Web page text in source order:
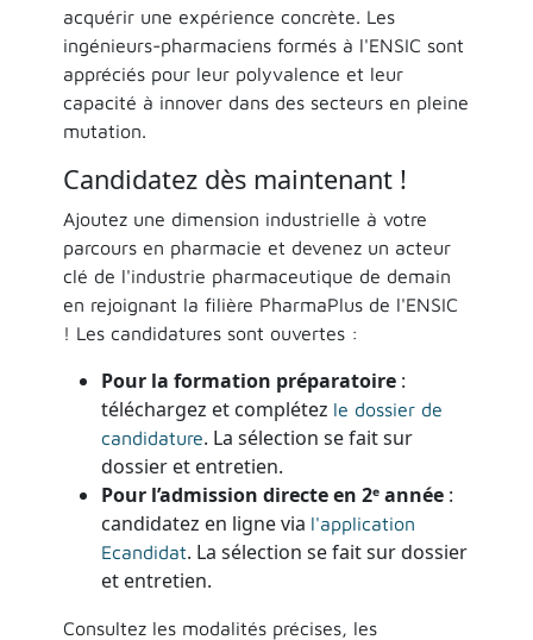
acquérir une expérience concrète. Les
ingénieurs-pharmaciens formés à l'ENSIC sont
appréciés pour leur polyvalence et leur
capacité à innover dans des secteurs en pleine
mutation.
Candidatez dès maintenant !
Ajoutez une dimension industrielle à votre
parcours en pharmacie et devenez un acteur
clé de l'industrie pharmaceutique de demain
en rejoignant la filière PharmaPlus de l'ENSIC
! Les candidatures sont ouvertes :
Pour la formation préparatoire:
téléchargez et complétez le dossier de
candidature. La sélection se fait sur
dossier et entretien.
Pour l’admission directe en 2ᵉ année:
candidatez en ligne via l'application
Ecandidat. La sélection se fait sur dossier
et entretien.
Consultez les modalités précises, les